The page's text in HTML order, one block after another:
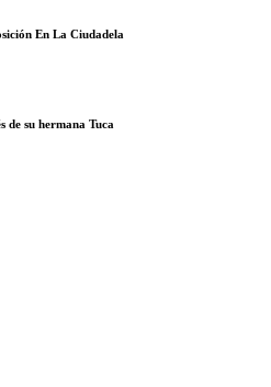
En La Ciudadela
de su hermana Tuca